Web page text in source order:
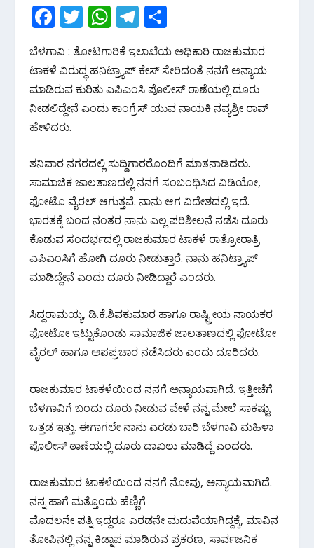
F
ac
e
b
o
o
k
T
w
itt
er
W
h
at
s
A
p
T
el
e
gr
a
h
ar
e
ಬೆಳಗಾವಿ : ತೋಟಗಾರಿಕೆ ಇಲಾಖೆಯ ಅಧಿಕಾರಿ ರಾಜಕುಮಾರ
ಟಾಕಳೆ ವಿರುದ್ಧ ಹನಿಟ್ರ್ಯಾಪ್ ಕೇಸ್ ಸೇರಿದಂತೆ ನನಗೆ ಅನ್ಯಾಯ
ಮಾಡಿರುವ ಕುರಿತು ಎಪಿಎಂಸಿ ಪೊಲೀಸ್ ಠಾಣೆಯಲ್ಲಿ ದೂರು
ನೀಡಲಿದ್ದೇನೆ ಎಂದು ಕಾಂಗ್ರೆಸ್ ಯುವ ನಾಯಕಿ ನವ್ಯಶ್ರೀ ರಾವ್
ಹೇಳಿದರು.
ಶನಿವಾರ ನಗರದಲ್ಲಿ ಸುದ್ದಿಗಾರರೊಂದಿಗೆ ಮಾತನಾಡಿದರು.
ಸಾಮಾಜಿಕ ಜಾಲತಾಣದಲ್ಲಿ ನನಗೆ ಸಂಬಂಧಿಸಿದ ವಿಡಿಯೋ,
ಫೋಟೊ ವೈರಲ್ ಆಗುತ್ತವೆ. ನಾನು ಆಗ ವಿದೇಶದಲ್ಲಿ ಇದೆ.
ಭಾರತಕ್ಕೆ ಬಂದ ನಂತರ ನಾನು ಎಲ್ಲ ಪರಿಶೀಲನೆ ನಡೆಸಿ ದೂರು
ಕೊಡುವ ಸಂದರ್ಭದಲ್ಲಿ ರಾಜಕುಮಾರ ಟಾಕಳೆ ರಾತ್ರೋರಾತ್ರಿ
ಎಪಿಎಂಸಿಗೆ ಹೋಗಿ ದೂರು ನೀಡುತ್ತಾರೆ. ನಾನು ಹನಿಟ್ರ್ಯಾಪ್
ಮಾಡಿದ್ದೇನೆ ಎಂದು ದೂರು ನೀಡಿದ್ದಾರೆ ಎಂದರು.
ಸಿದ್ದರಾಮಯ್ಯ, ಡಿ.ಕೆ.ಶಿವಕುಮಾರ ಹಾಗೂ ರಾಷ್ಟ್ರೀಯ ನಾಯಕರ
ಫೋಟೋ ಇಟ್ಟುಕೊಂಡು ಸಾಮಾಜಿಕ ಜಾಲತಾಣದಲ್ಲಿ ಫೋಟೋ
ವೈರಲ್ ಹಾಗೂ ಅಪಪ್ರಚಾರ ನಡೆಸಿದರು ಎಂದು ದೂರಿದರು.
ರಾಜಕುಮಾರ ಟಾಕಳೆಯಿಂದ ನನಗೆ ಅನ್ಯಾಯವಾಗಿದೆ. ಇತ್ತೀಚೆಗೆ
ಬೆಳಗಾವಿಗೆ ಬಂದು ದೂರು ನೀಡುವ ವೇಳೆ ನನ್ನ ಮೇಲೆ ಸಾಕಷ್ಟು
ಒತ್ತಡ ಇತ್ತು. ಈಗಾಗಲೇ ನಾನು ಎರಡು‌ ಬಾರಿ ಬೆಳಗಾವಿ ‌ಮಹಿಳಾ
ಪೊಲೀಸ್ ಠಾಣೆಯಲ್ಲಿ ದೂರು ದಾಖಲು ಮಾಡಿದ್ದೆ ಎಂದರು.
ರಾಜಕುಮಾರ ಟಾಕಳೆಯಿಂದ ನನಗೆ ನೋವು, ಅನ್ಯಾಯವಾಗಿದೆ.
ನನ್ನ ಹಾಗೆ ಮತ್ತೊಂದು ಹೆಣ್ಣಿಗೆ
ಮೊದಲನೇ ಪತ್ನಿ ಇದ್ದರೂ ಎರಡನೇ ಮದುವೆಯಾಗಿದ್ದಕ್ಕೆ, ಮಾವಿನ
ತೋಪಿನಲ್ಲಿ ನನ್ನ ಕಿಡ್ನಾಪ ಮಾಡಿರುವ ಪ್ರಕರಣ, ಸಾರ್ವಜನಿಕ